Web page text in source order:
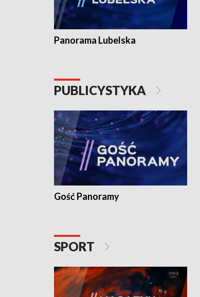
Panorama Lubelska
PUBLICYSTYKA
Gość Panoramy
SPORT